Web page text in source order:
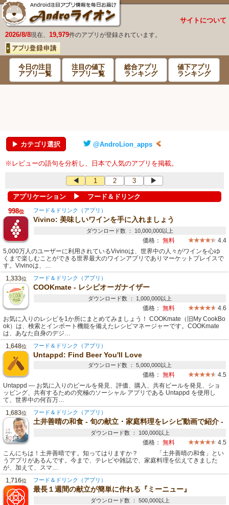
サイトについて
2026/8/8現在、 19,979件のアプリが登録されています。
今日の注目
アプリ一覧
注目の値下
アプリ一覧
総合アプリ
ランキング
値下アプリ
ランキング
▶ カテゴリ選択 @AndroLion_apps
※レビューの語句を分析し、日本で人気のアプリを掲載。
◀ 1 2 3 ▶
アプリケーション ▶ フード＆ドリンク
998位 フード＆ドリンク（アプリ）
Vivino: 美味しいワインを手に入れましょう
ダウンロード数 ： 10,000,000以上
価格： 無料
4.4
5,000万人のユーザーに利用されているVivinoは、世界中の人々がワインを心ゆ
くまで楽しむことができる世界最大のワインアプリでありマーケットプレイスで
す。Vivinoは、…
1,333位 フード＆ドリンク（アプリ）
COOKmate - レシピオーガナイザー
ダウンロード数 ： 1,000,000以上
価格： 無料
4.6
お気に入りのレシピを1か所にまとめてみましょう！ COOKmate（旧My CookBo
ok）は、検索とインポート機能を備えたレシピマネージャーです。COOKmate
は、あなた自身のデジ…
1,648位 フード＆ドリンク（アプリ）
Untappd: Find Beer You'll Love
ダウンロード数 ： 5,000,000以上
価格： 無料
4.5
Untappd — お気に入りのビールを発見、評価、購入、共有ビールを発見、ショ
ッピング、共有するための究極のソーシャル アプリである Untappd を使用し
て、世界中の何百万…
1,683位 フード＆ドリンク（アプリ）
土井善晴の和食 - 旬の献立・家庭料理をレシピ動画で紹介 -
ダウンロード数 ： 100,000以上
価格： 無料
4.5
こんにちは！土井善晴です。知ってはりますか？ 「土井善晴の和食」とい
うアプリがあるんです。今まで、テレビや雑誌で、家庭料理を伝えてきました
が、加えて、スマ…
1,716位 フード＆ドリンク（アプリ）
最長１週間の献立が簡単に作れる『ミーニュー』
ダウンロード数 ： 500,000以上